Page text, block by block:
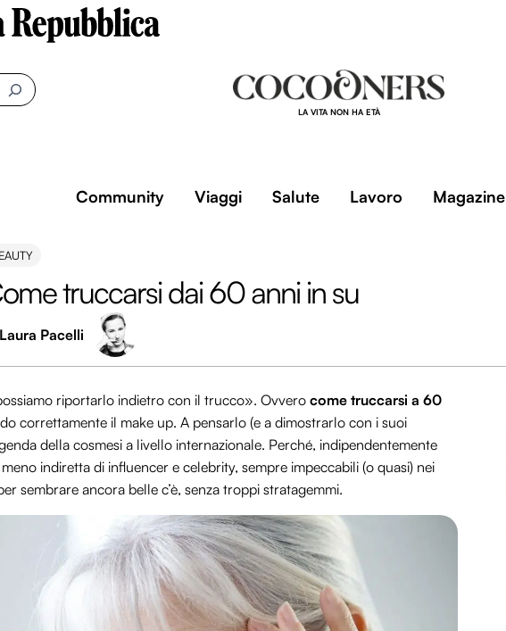
LA VITA NON HA ETÀ
Community Viaggi Salute Lavoro Magazine
truccarsi dai 60 anni in su
Laura Pacelli
riportarlo indietro con il trucco». Ovvero come truccarsi a 60
correttamente il make up. A pensarlo (e a dimostrarlo con i suoi
della cosmesi a livello internazionale. Perché, indipendentemente
indiretta di influencer e celebrity, sempre impeccabili (o quasi) nei
sembrare ancora belle c’è, senza troppi stratagemmi.